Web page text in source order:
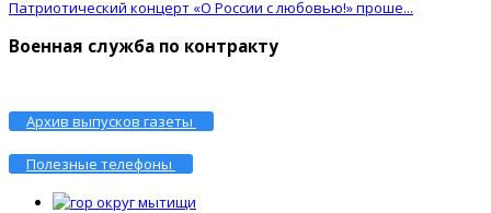
Патриотический концерт «О России с любовью!» проше...
Военная служба по контракту
Архив выпусков газеты
Полезные телефоны